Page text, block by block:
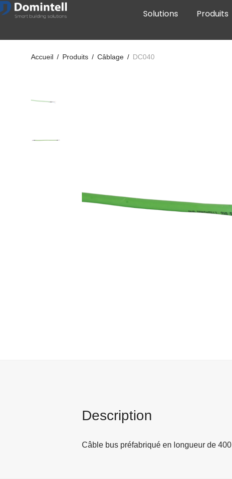
Solutions Produits
Accueil / Produits / Câblage / DC040
Description
Câble bus préfabriqué en longueur de